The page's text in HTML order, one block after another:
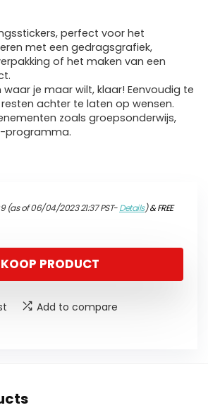
perfect voor het
met een gedragsgrafiek,
of het maken van een
waar je maar wilt, klaar! Eenvoudig te
achter te laten op wensen.
zoals groepsonderwijs,
programma.
(as of 06/04/2023 21:37 PST-Details)&FREE
KOOP PRODUCT
Add to compare